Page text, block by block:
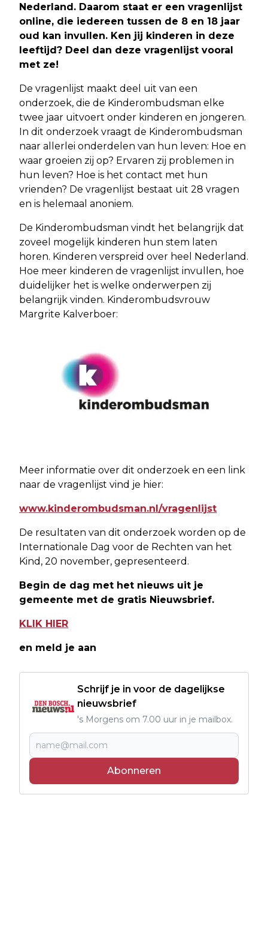
Nederland. Daarom staat er een vragenlijst
online, die iedereen tussen de 8 en 18 jaar
oud kan invullen. Ken jij kinderen in deze
leeftijd? Deel dan deze vragenlijst vooral
met ze!
De vragenlijst maakt deel uit van een
onderzoek, die de Kinderombudsman elke
twee jaar uitvoert onder kinderen en jongeren.
In dit onderzoek vraagt de Kinderombudsman
naar allerlei onderdelen van hun leven: Hoe en
waar groeien zij op? Ervaren zij problemen in
hun leven? Hoe is het contact met hun
vrienden? De vragenlijst bestaat uit 28 vragen
en is helemaal anoniem.
De Kinderombudsman vindt het belangrijk dat
zoveel mogelijk kinderen hun stem laten
horen. Kinderen verspreid over heel Nederland.
Hoe meer kinderen de vragenlijst invullen, hoe
duidelijker het is welke onderwerpen zij
belangrijk vinden. Kinderombudsvrouw
Margrite Kalverboer:
Meer informatie over dit onderzoek en een link
naar de vragenlijst vind je hier:
www.kinderombudsman.nl/vragenlijst
De resultaten van dit onderzoek worden op de
Internationale Dag voor de Rechten van het
Kind, 20 november, gepresenteerd.
Begin de dag met het nieuws uit je
gemeente met de gratis Nieuwsbrief.
KLIK HIER
en meld je aan
Schrijf je in voor de dagelijkse
nieuwsbrief
's Morgens om 7.00 uur in je mailbox.
Abonneren